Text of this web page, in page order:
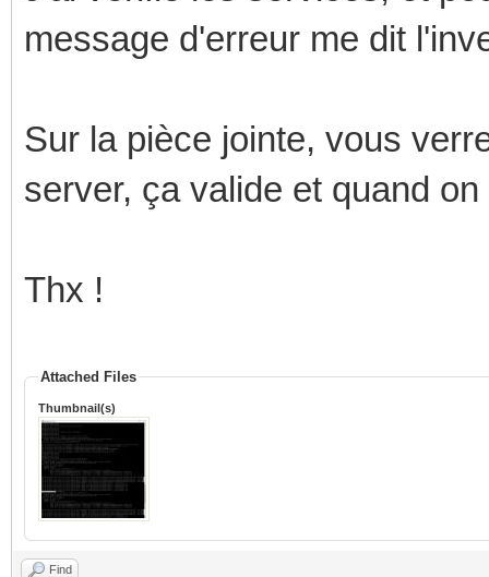
message d'erreur me dit
Sur la pièce jointe, vous
server, ça valide et quand
Thx !
Attached Files
Thumbnail(s)
Find